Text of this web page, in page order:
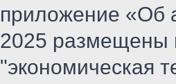
приложение «Об
2025 размещены
"экономическая